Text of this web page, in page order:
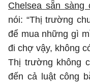
Chelsea sẵn sàng
nói: “Thị trường
để mua những gì
đi chợ vậy, không
Thị trường không
đến cả luật công